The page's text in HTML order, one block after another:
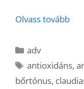
Olvass tovább
Kategória
adv
Címkék
antioxidáns,
bőrtónus,